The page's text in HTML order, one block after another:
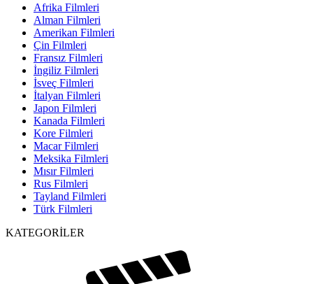
Afrika Filmleri
Alman Filmleri
Amerikan Filmleri
Çin Filmleri
Fransız Filmleri
İngiliz Filmleri
İsveç Filmleri
İtalyan Filmleri
Japon Filmleri
Kanada Filmleri
Kore Filmleri
Macar Filmleri
Meksika Filmleri
Mısır Filmleri
Rus Filmleri
Tayland Filmleri
Türk Filmleri
KATEGORİLER